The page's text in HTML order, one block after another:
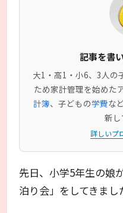
記事を書
大1・高1・小6、3人の
ため家計管理を始めた
計簿、子どもの学費な
新し
詳しいプ
先日、小学5年生の娘
泊り会」をしてきまし